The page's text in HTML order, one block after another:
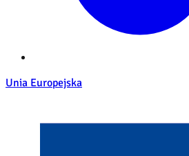
Unia Europejska